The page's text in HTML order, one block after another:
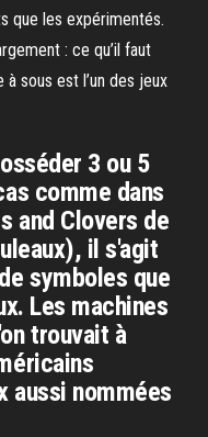
que les expérimentés.
: ce qu’il faut
à sous est l’un des jeux
3 ou 5
comme dans
and Clovers de
il s'agit
symboles que
Les machines
trouvait à
aussi nommées